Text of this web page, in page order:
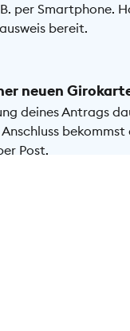
per Smartphone.
bereit.
neuen
deines Antrags
Post.